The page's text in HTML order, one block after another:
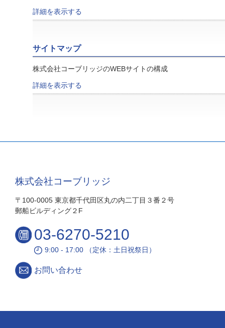
詳細を表示する
サイトマップ
株式会社コーブリッジのWEBサイトの構成
詳細を表示する
株式会社コーブリッジ
〒100-0005 東京都千代田区丸の内二丁目３番２号
郵船ビルディング２F
03-6270-5210
9:00 - 17:00 （定休：土日祝祭日）
お問い合わせ